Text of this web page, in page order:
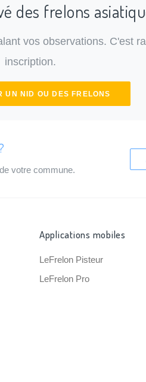
des frelons
vos observations. C'est
inscription.
UN NID OU DES FRELONS
votre commune.
Applications mobiles
LeFrelon Pisteur
LeFrelon Pro